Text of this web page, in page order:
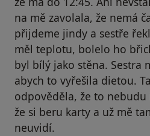
na mě zavolala, že nemá
přijdeme jindy a sestře
měl teplotu, bolelo ho
byl bílý jako stěna. Sestra
abych to vyřešila dietou.
odpověděla, že to
že si beru karty a už mě
neuvidí.